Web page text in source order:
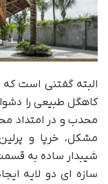
البته گفتنی است
کاهگل طبیعی را
محدب و در امتداد
مشکل، خرپا و
شیبدار ساده به
سازه ای دو لایه